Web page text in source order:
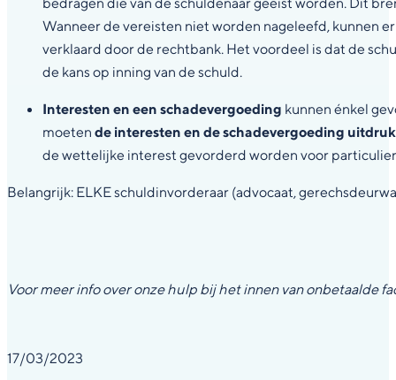
Wanneer de vereisten niet worden nageleefd, kunnen
verklaard door de rechtbank. Het voordeel is dat de
de kans op inning van de schuld.
Interesten en een schadevergoeding kunnen énkel
moeten de interesten en de schadevergoeding
de wettelijke interest gevorderd worden voor
Belangrijk: ELKE schuldinvorderaar (advocaat,
Voor meer info over onze hulp bij het innen van onbetaalde
17/03/2023